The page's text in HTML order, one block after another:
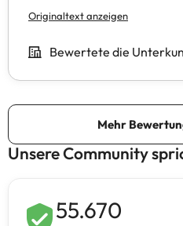
Unsere Community
55.670